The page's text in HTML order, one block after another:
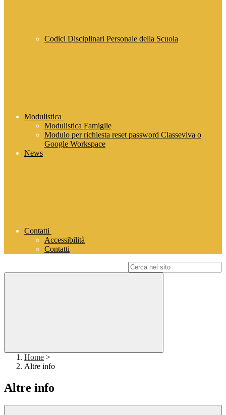
Codici Disciplinari Personale della Scuola
Modulistica
Modulistica Famiglie
Modulo per richiesta reset password Classeviva o
Google Workspace
News
Contatti
Accessibilità
Contatti
Home >
Altre info
Altre info